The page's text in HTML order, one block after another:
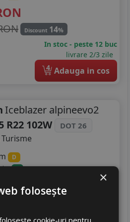
Discount 14%
In stoc - peste 12 buc
livrare 2/3 zile
4 Adauga in cos
Iceblazer alpineevo2
R22 102W
DOT 26
Turisme
D
A
Discount 4 %
×
folosește
cookie-uri pentru